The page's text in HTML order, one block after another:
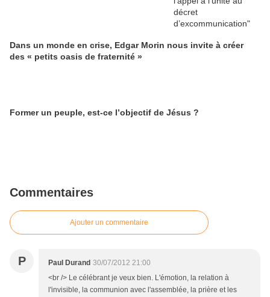
Dans un monde en crise, Edgar Morin nous invite à créer
des « petits oasis de fraternité »
Former un peuple, est-ce l’objectif de Jésus ?
Commentaires
Ajouter un commentaire
P Paul Durand 30/07/2012 21:00
<br /> Le célébrant je veux bien. L'émotion, la relation à
l'invisible, la communion avec l'assemblée, la prière et les